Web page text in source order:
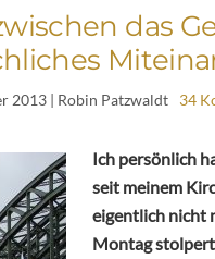
das
2013| Robin Patzwaldt 34
Ich persönlich
seit meinem
eigentlich nicht
Montag